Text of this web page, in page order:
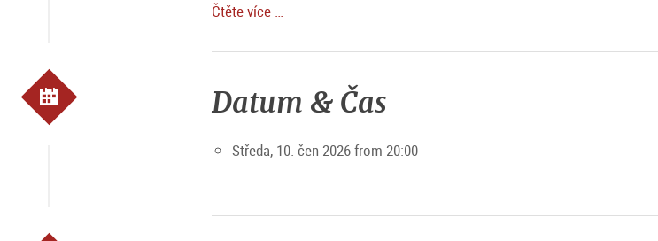
MAGAZÍN: Promenádní koncerty: Hudební požitky v Mirabellské zahradě
Přesný program najdete zde!
Čtěte více …
Datum & Čas
Středa, 10. čen 2026 from 20:00